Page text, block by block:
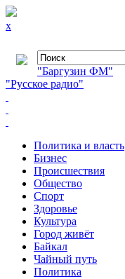
x
"Баргузин ФМ"
"Русское радио"
Политика и власть
Бизнес
Происшествия
Общество
Cпорт
Здоровье
Культура
Город живёт
Байкал
Чайный путь
Политика